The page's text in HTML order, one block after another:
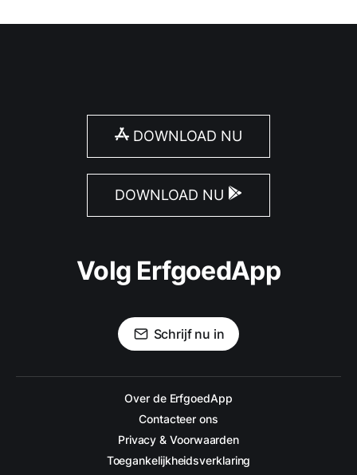
DOWNLOAD NU
DOWNLOAD NU
Volg ErfgoedApp
Schrijf nu in
Over de ErfgoedApp
Contacteer ons
Privacy & Voorwaarden
Toegankelijkheidsverklaring